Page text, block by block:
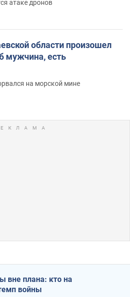
атаке дронов
области произошел
мужчина, есть
на морской мине
вне плана: кто на
войны